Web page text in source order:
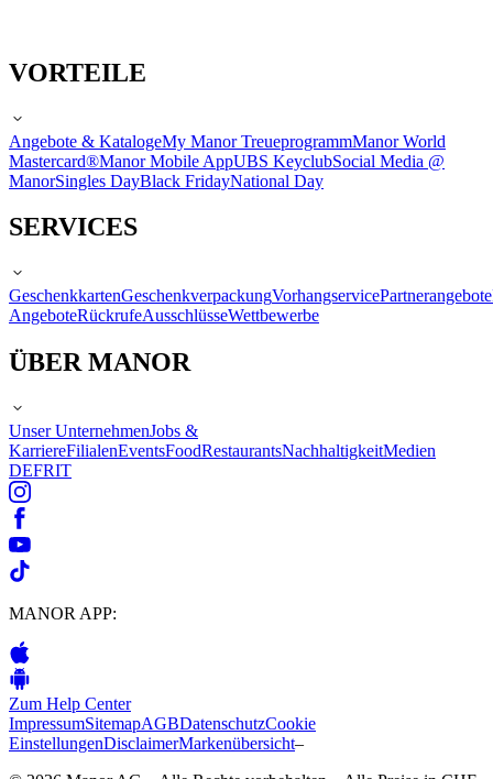
VORTEILE
Angebote & KatalogeMy Manor TreueprogrammManor World
Mastercard®Manor Mobile AppUBS KeyclubSocial Media @
ManorSingles DayBlack FridayNational Day
SERVICES
GeschenkkartenGeschenkverpackungVorhangservicePartnerangebote
AngeboteRückrufeAusschlüsseWettbewerbe
ÜBER MANOR
Unser UnternehmenJobs &
KarriereFilialenEventsFoodRestaurantsNachhaltigkeitMedien
DEFRIT
MANOR APP:
Zum Help Center
ImpressumSitemapAGBDatenschutzCookie
EinstellungenDisclaimerMarkenübersicht–